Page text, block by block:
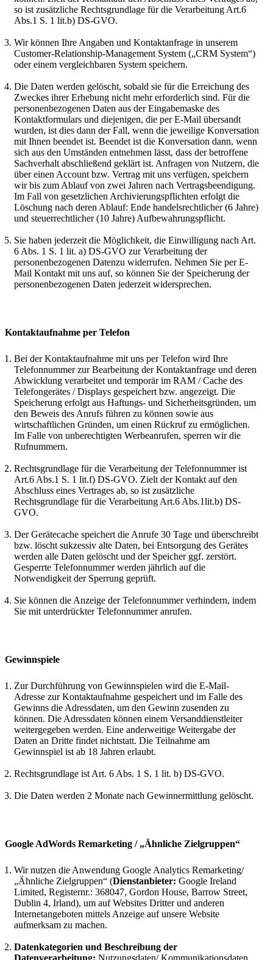
so ist zusätzliche Rechtsgrundlage für die Verarbeitung Art.6
Abs.1 S. 1 lit.b) DS-GVO.
Wir können Ihre Angaben und Kontaktanfrage in unserem
Customer-Relationship-Management System („CRM System“)
oder einem vergleichbaren System speichern.
Die Daten werden gelöscht, sobald sie für die Erreichung des
Zweckes ihrer Erhebung nicht mehr erforderlich sind. Für die
personenbezogenen Daten aus der Eingabemaske des
Kontaktformulars und diejenigen, die per E-Mail übersandt
wurden, ist dies dann der Fall, wenn die jeweilige Konversation
mit Ihnen beendet ist. Beendet ist die Konversation dann, wenn
sich aus den Umständen entnehmen lässt, dass der betroffene
Sachverhalt abschließend geklärt ist. Anfragen von Nutzern, die
über einen Account bzw. Vertrag mit uns verfügen, speichern
wir bis zum Ablauf von zwei Jahren nach Vertragsbeendigung.
Im Fall von gesetzlichen Archivierungspflichten erfolgt die
Löschung nach deren Ablauf: Ende handelsrechtlicher (6 Jahre)
und steuerrechtlicher (10 Jahre) Aufbewahrungspflicht.
Sie haben jederzeit die Möglichkeit, die Einwilligung nach Art.
6 Abs. 1 S. 1 lit. a) DS-GVO zur Verarbeitung der
personenbezogenen Datenzu widerrufen. Nehmen Sie per E-
Mail Kontakt mit uns auf, so können Sie der Speicherung der
personenbezogenen Daten jederzeit widersprechen.
Kontaktaufnahme per Telefon
Bei der Kontaktaufnahme mit uns per Telefon wird Ihre
Telefonnummer zur Bearbeitung der Kontaktanfrage und deren
Abwicklung verarbeitet und temporär im RAM / Cache des
Telefongerätes / Displays gespeichert bzw. angezeigt. Die
Speicherung erfolgt aus Haftungs- und Sicherheitsgründen, um
den Beweis des Anrufs führen zu können sowie aus
wirtschaftlichen Gründen, um einen Rückruf zu ermöglichen.
Im Falle von unberechtigten Werbeanrufen, sperren wir die
Rufnummern.
Rechtsgrundlage für die Verarbeitung der Telefonnummer ist
Art.6 Abs.1 S. 1 lit.f) DS-GVO. Zielt der Kontakt auf den
Abschluss eines Vertrages ab, so ist zusätzliche
Rechtsgrundlage für die Verarbeitung Art.6 Abs.1lit.b) DS-
GVO.
Der Gerätecache speichert die Anrufe 30 Tage und überschreibt
bzw. löscht sukzessiv alte Daten, bei Entsorgung des Gerätes
werden alle Daten gelöscht und der Speicher ggf. zerstört.
Gesperrte Telefonnummer werden jährlich auf die
Notwendigkeit der Sperrung geprüft.
Sie können die Anzeige der Telefonnummer verhindern, indem
Sie mit unterdrückter Telefonnummer anrufen.
Gewinnspiele
Zur Durchführung von Gewinnspielen wird die E-Mail-
Adresse zur Kontaktaufnahme gespeichert und im Falle des
Gewinns die Adressdaten, um den Gewinn zusenden zu
können. Die Adressdaten können einem Versanddienstleiter
weitergegeben werden. Eine anderweitige Weitergabe der
Daten an Dritte findet nichtstatt. Die Teilnahme am
Gewinnspiel ist ab 18 Jahren erlaubt.
Rechtsgrundlage ist Art. 6 Abs. 1 S. 1 lit. b) DS-GVO.
Die Daten werden 2 Monate nach Gewinnermittlung gelöscht.
Google AdWords Remarketing / „Ähnliche Zielgruppen“
Wir nutzen die Anwendung Google Analytics Remarketing/
„Ähnliche Zielgruppen“ (Dienstanbieter: Google Ireland
Limited, Registernr.: 368047, Gordon House, Barrow Street,
Dublin 4, Irland), um auf Websites Dritter und anderen
Internetangeboten mittels Anzeige auf unsere Website
aufmerksam zu machen.
Datenkategorien und Beschreibung der
Datenverarbeitung: Nutzungsdaten/ Kommunikationsdaten.